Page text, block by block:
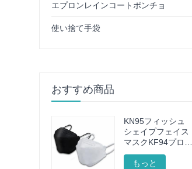
エプロンレインコートポンチョ
使い捨て手袋
おすすめ商品
KN95フィッシュ
シェイプフェイス
マスクKF94プロテ
クティブフェイス
マスク
もっと